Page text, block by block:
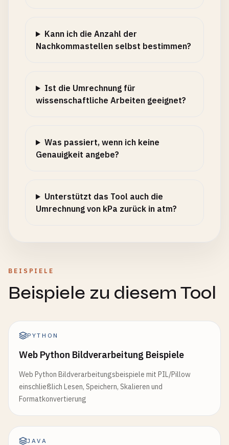
Kann ich die Anzahl der
Nachkommastellen selbst bestimmen?
Ist die Umrechnung für
wissenschaftliche Arbeiten geeignet?
Was passiert, wenn ich keine
Genauigkeit angebe?
Unterstützt das Tool auch die
Umrechnung von kPa zurück in atm?
BEISPIELE
Beispiele zu diesem Tool
PYTHON
Web Python Bildverarbeitung Beispiele
Web Python Bildverarbeitungsbeispiele mit PIL/Pillow
einschließlich Lesen, Speichern, Skalieren und
Formatkonvertierung
JAVA